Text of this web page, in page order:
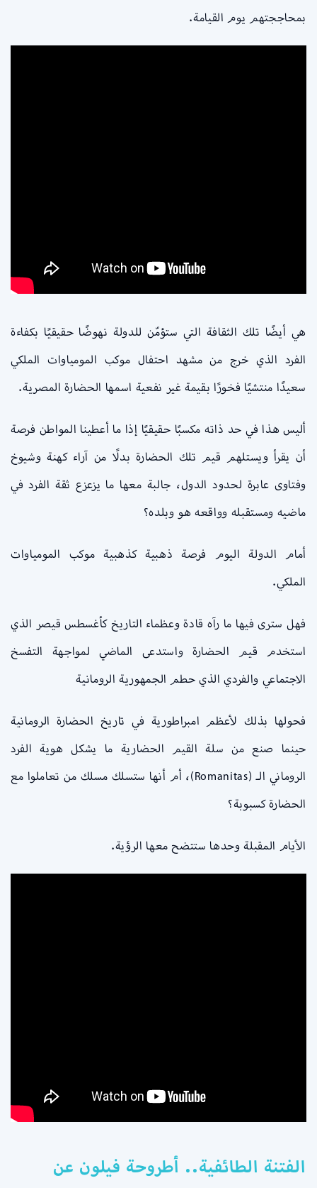
بمحاججتهم يوم القيامة.
هي أيضًا تلك الثقافة التي ستؤمّن للدولة نهوضًا حقيقيًا بكفاءة
الفرد الذي خرج من مشهد احتفال موكب المومياوات الملكي
سعيدًا منتشيًا فخورًا بقيمة غير نفعية اسمها الحضارة المصرية.
أليس هذا في حد ذاته مكسبًا حقيقيًا إذا ما أعطينا المواطن فرصة
أن يقرأ ويستلهم قيم تلك الحضارة بدلًا من آراء كهنة وشيوخ
وفتاوى عابرة لحدود الدول، جالبة معها ما يزعزع ثقة الفرد في
ماضيه ومستقبله وواقعه هو وبلده؟
أمام الدولة اليوم فرصة ذهبية كذهبية موكب المومياوات
الملكي.
فهل سترى فيها ما رآه قادة وعظماء التاريخ كأغسطس قيصر الذي
استخدم قيم الحضارة واستدعى الماضي لمواجهة التفسخ
الاجتماعي والفردي الذي حطم الجمهورية الرومانية
فحولها بذلك لأعظم امبراطورية في تاريخ الحضارة الرومانية
حينما صنع من سلة القيم الحضارية ما يشكل هوية الفرد
الروماني الـ (Romanitas)، أم أنها ستسلك مسلك من تعاملوا مع
الحضارة كسبوبة؟
الأيام المقبلة وحدها ستتضح معها الرؤية.
الفتنة الطائفية.. أطروحة فيلون عن